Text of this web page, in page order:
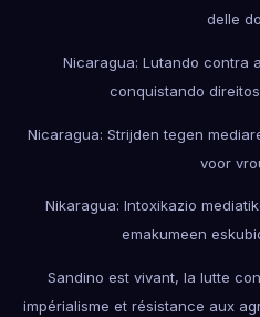
delle
Nicaragua: Lutando contra
conquistando
Nicaragua: Strijden tegen
voor
Nikaragua: Intoxikazio
emakumeen
Sandino est vivant, la lutte
impérialisme et résistance aux